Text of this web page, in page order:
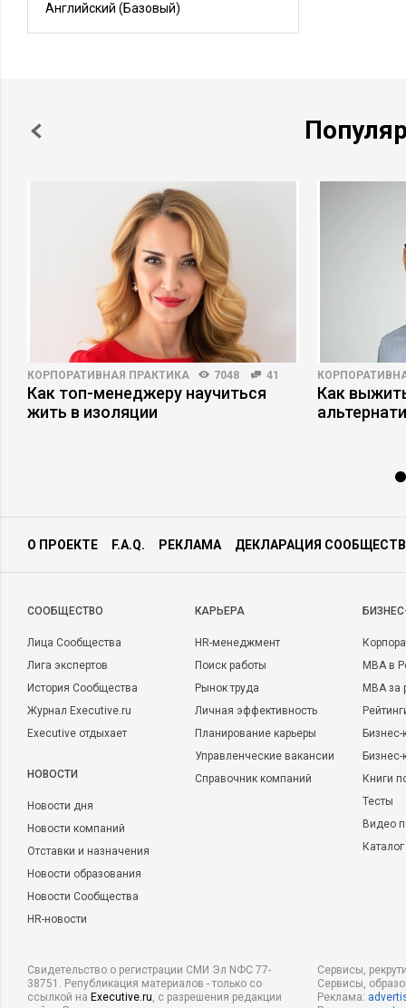
Английский (Базовый)
КОРПОРАТИВНАЯ ПРАКТИКА 7048 41
Как топ-менеджеру научиться
жить в изоляции
Как
О ПРОЕКТЕ F.A.Q. РЕКЛАМА ДЕКЛАРАЦИЯ
CООБЩЕСТВО
Лица Сообщества
Лига экспертов
История Сообщества
Журнал Executive.ru
Executive отдыхает
НОВОСТИ
Новости дня
Новости компаний
Отставки и назначения
Новости образования
Новости Сообщества
HR-новости
КАРЬЕРА
HR-менеджмент
Поиск работы
Рынок труда
Личная эффективность
Планирование карьеры
Управленческие вакансии
Справочник компаний
MBA в
MBA
Бизнес-
Книги
Тесты
Видео
Свидетельство о регистрации СМИ Эл NФС 77-
38751. Републикация материалов - только со
ссылкой на Executive.ru, с разрешения редакции
Сервисы,
Сервисы,
Реклама: